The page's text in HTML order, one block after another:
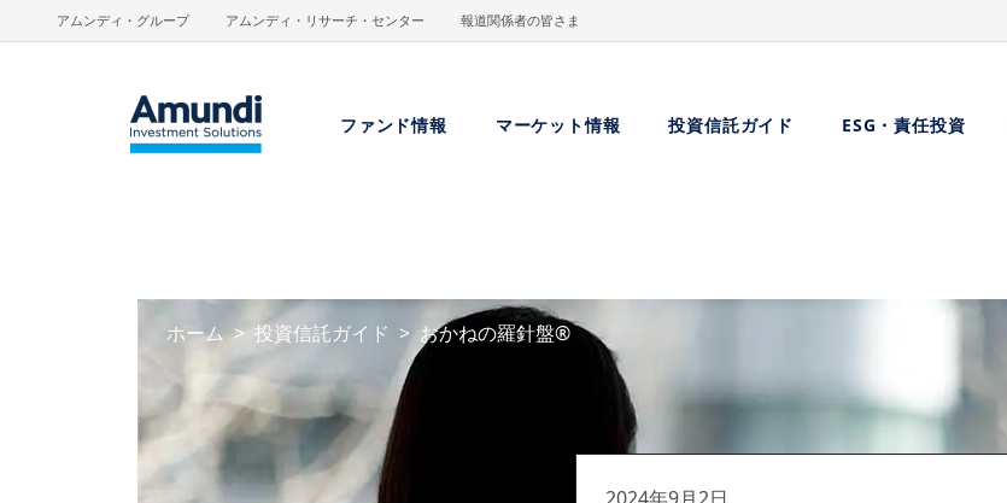
メインコンテンツに移動
アムンディ・グループ アムンディ・リサーチ・センター 報道関係者の皆さま
ファンド情報 マーケット情報 投資信託ガイド ESG・責任投資
ホーム 投資信託ガイド おかねの羅針盤®